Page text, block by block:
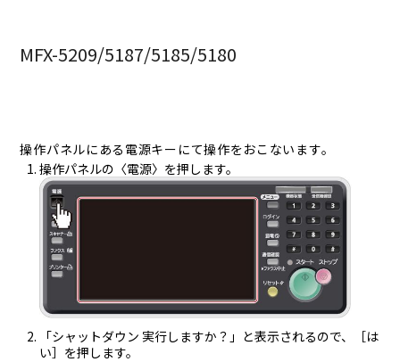
MFX-5209/5187/5185/5180
操作パネルにある電源キーにて操作をおこないます。
操作パネルの〈電源〉を押します。
「シャットダウン 実行しますか？」と表示されるので、［は
い］を押します。